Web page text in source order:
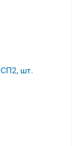
СП2, шт.